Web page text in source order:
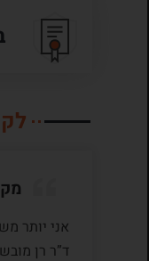
אני יותר
ד”ר רן